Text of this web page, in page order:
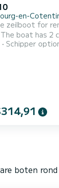
en-
zeilboot for
an exceptional
Schipper
boten